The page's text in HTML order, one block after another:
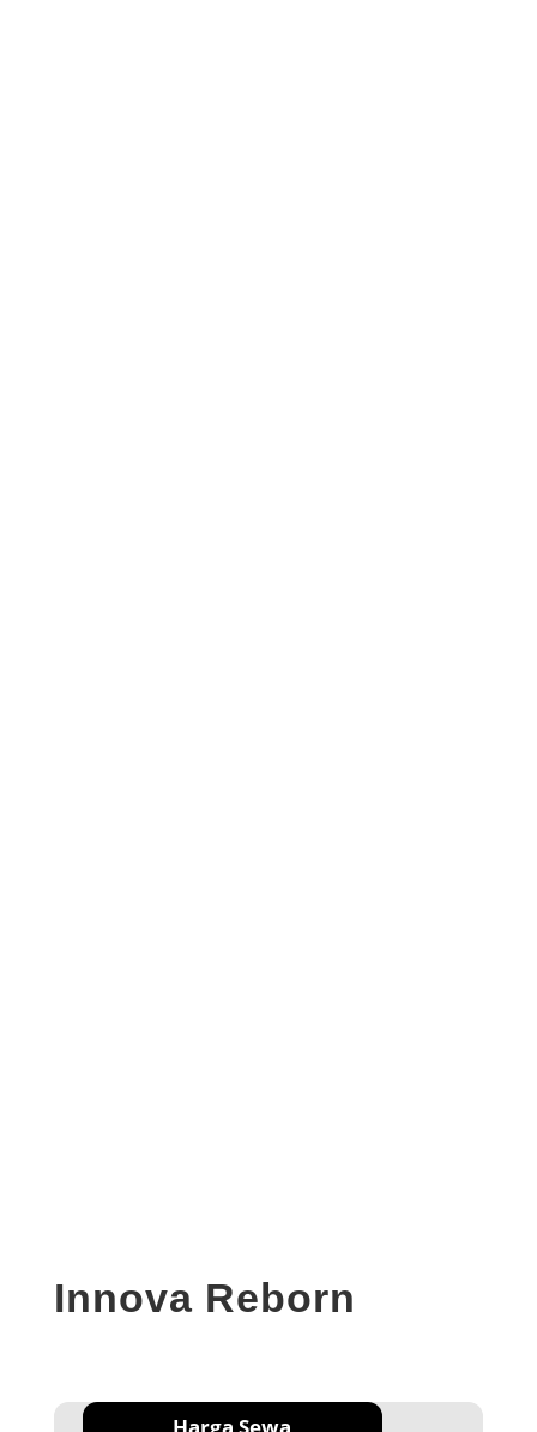
Innova Reborn